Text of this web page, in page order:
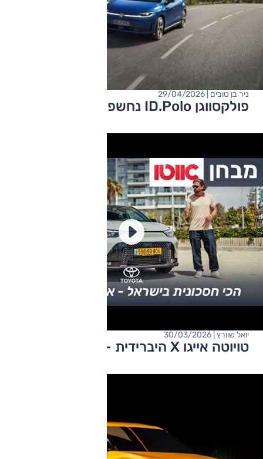
פולקסווגן ID.Polo נחשפת
ניר בן טובים | 29/04/2026
טויוטה אייגו X היברידית - מבחן דרכים
יואל שוורץ | 30/03/2026